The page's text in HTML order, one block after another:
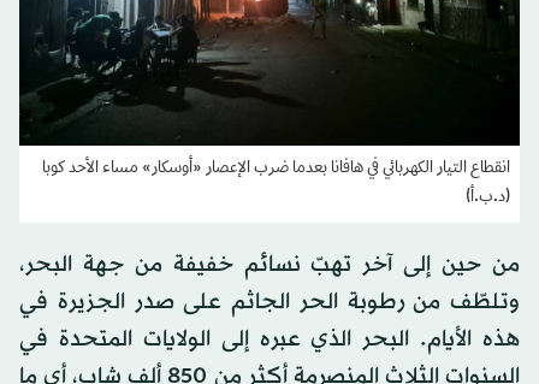
انقطاع التيار الكهربائي في هافانا بعدما ضرب الإعصار «أوسكار» مساء الأحد كوبا
(د.ب.أ)
من حين إلى آخر تهبّ نسائم خفيفة من جهة البحر،
وتلطّف من رطوبة الحر الجاثم على صدر الجزيرة في
هذه الأيام. البحر الذي عبره إلى الولايات المتحدة في
السنوات الثلاث المنصرمة أكثر من 850 ألف شاب، أي ما